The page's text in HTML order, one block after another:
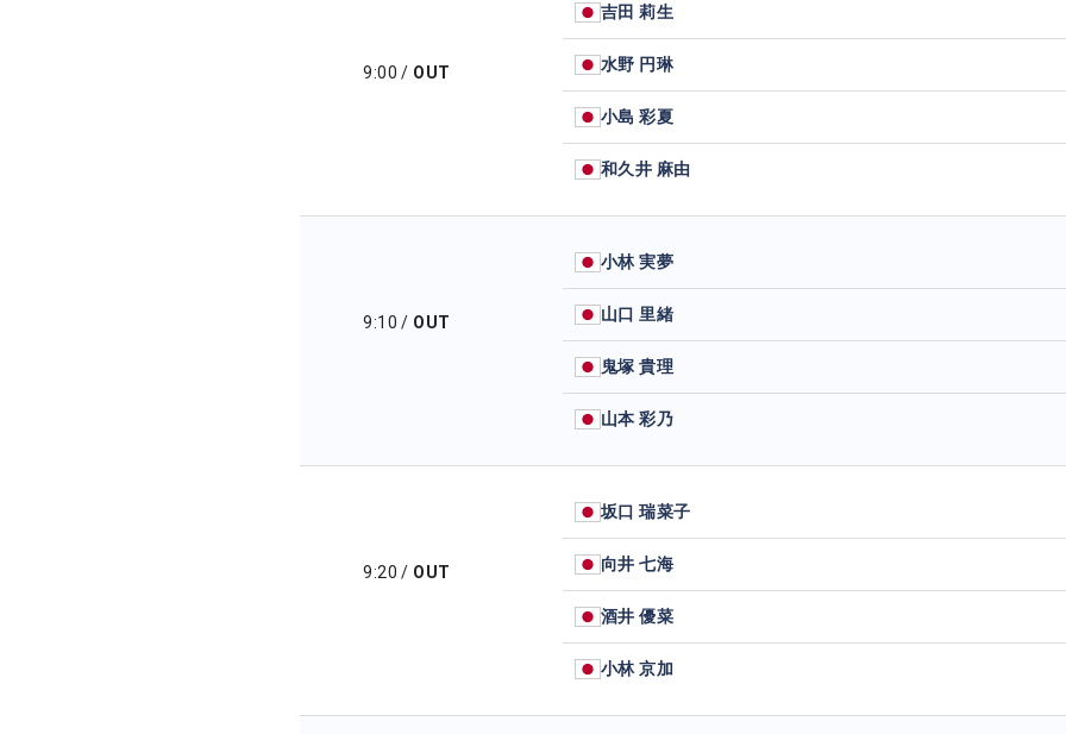
9:00 / OUT
吉田 莉生
水野 円琳
小島 彩夏
和久井 麻由
9:10 / OUT
小林 実夢
山口 里緒
鬼塚 貴理
山本 彩乃
9:20 / OUT
坂口 瑞菜子
向井 七海
酒井 優菜
小林 京加